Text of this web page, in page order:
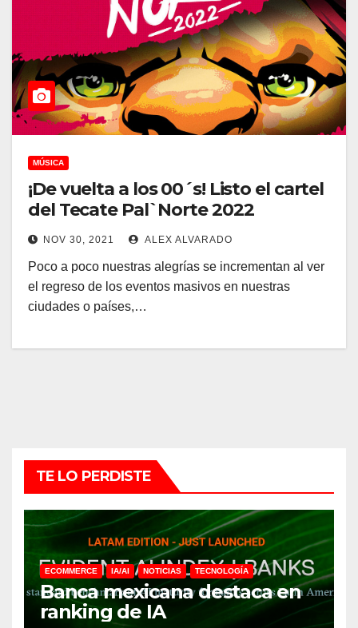
MÚSICA
¡De vuelta a los 00´s! Listo el cartel
del Tecate Pal`Norte 2022
NOV 30, 2021 ALEX ALVARADO
Poco a poco nuestras alegrías se incrementan al ver
el regreso de los eventos masivos en nuestras
ciudades o países,…
TE LO PERDISTE
ECOMMERCE IA/AI NOTICIAS TECNOLOGÍA
Banca mexicana destaca en
ranking de IA